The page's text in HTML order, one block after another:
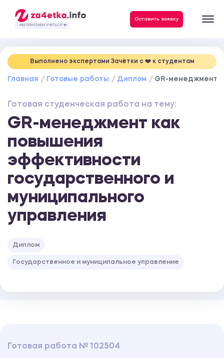
- МЫ ПОМОГАЕМ УЧИТЬСЯ ❤️
Оставить заявку
Выполнено экспертами Зачётки c ❤️ к студентам
Главная Готовые работы Диплом GR-менеджмент
Готовая студенческая работа на тему:
GR-менеджмент как
повышения
эффективности
государственного и
муниципального
управления
Диплом
Государственное и муниципальное управление
Готовая работа № 102504